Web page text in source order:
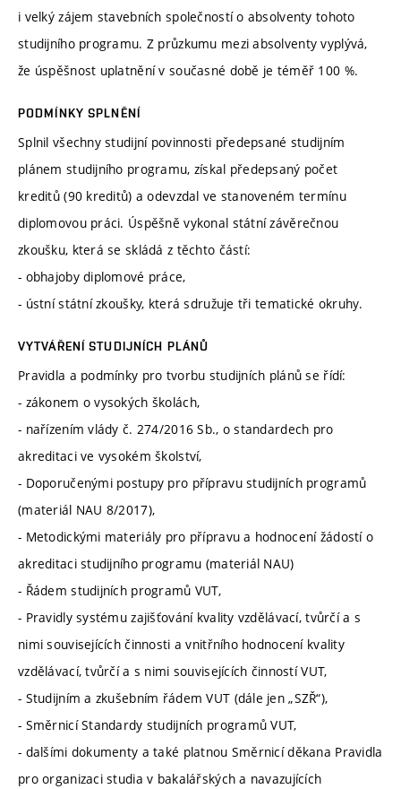
i velký zájem stavebních společností o absolventy tohoto
studijního programu. Z průzkumu mezi absolventy vyplývá,
že úspěšnost uplatnění v současné době je téměř 100 %.
PODMÍNKY SPLNĚNÍ
Splnil všechny studijní povinnosti předepsané studijním
plánem studijního programu, získal předepsaný počet
kreditů (90 kreditů) a odevzdal ve stanoveném termínu
diplomovou práci. Úspěšně vykonal státní závěrečnou
zkoušku, která se skládá z těchto částí:
- obhajoby diplomové práce,
- ústní státní zkoušky, která sdružuje tři tematické okruhy.
VYTVÁŘENÍ STUDIJNÍCH PLÁNŮ
Pravidla a podmínky pro tvorbu studijních plánů se řídí:
- zákonem o vysokých školách,
- nařízením vlády č. 274/2016 Sb., o standardech pro
akreditaci ve vysokém školství,
- Doporučenými postupy pro přípravu studijních programů
(materiál NAU 8/2017),
- Metodickými materiály pro přípravu a hodnocení žádostí o
akreditaci studijního programu (materiál NAU)
- Řádem studijních programů VUT,
- Pravidly systému zajišťování kvality vzdělávací, tvůrčí a s
nimi souvisejících činnosti a vnitřního hodnocení kvality
vzdělávací, tvůrčí a s nimi souvisejících činností VUT,
- Studijním a zkušebním řádem VUT (dále jen „SZŘ“),
- Směrnicí Standardy studijních programů VUT,
- dalšími dokumenty a také platnou Směrnicí děkana Pravidla
pro organizaci studia v bakalářských a navazujících